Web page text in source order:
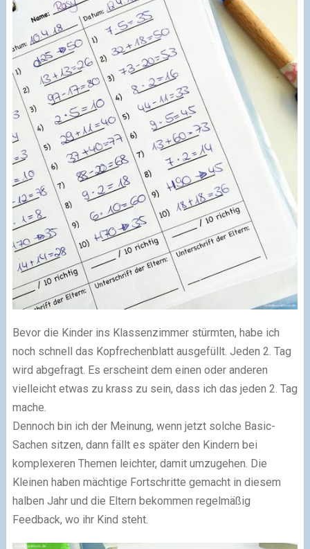
Bevor die Kinder ins Klassenzimmer stürmten, habe ich
noch schnell das Kopfrechenblatt ausgefüllt. Jeden 2. Tag
wird abgefragt. Es erscheint dem einen oder anderen
vielleicht etwas zu krass zu sein, dass ich das jeden 2. Tag
mache.
Dennoch bin ich der Meinung, wenn jetzt solche Basic-
Sachen sitzen, dann fällt es später den Kindern bei
komplexeren Themen leichter, damit umzugehen. Die
Kleinen haben mächtige Fortschritte gemacht in diesem
halben Jahr und die Eltern bekommen regelmäßig
Feedback, wo ihr Kind steht.